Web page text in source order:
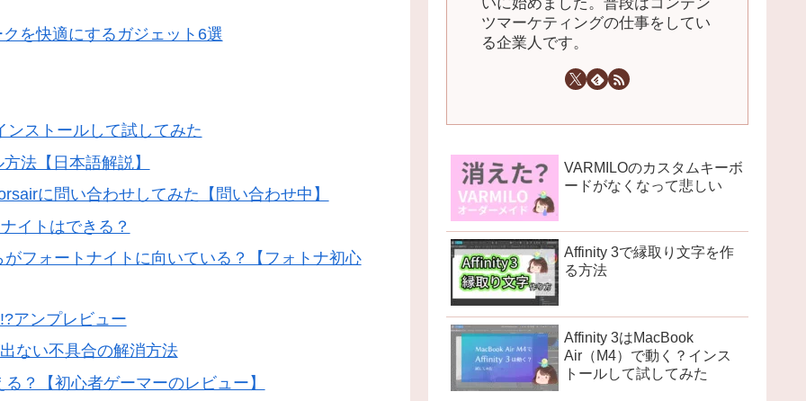
を快適にするガジェット6選
ストールして試してみた
法【日本語解説】
に問い合わせしてみた【問い合わせ中】
イトはできる？
フォートナイトに向いている？【フォトナ初心
アンプレビュー
ない不具合の解消方法
？【初心者ゲーマーのレビュー】
ツマーケティングの仕事をしてい
る企業人です。
VARMILOのカスタムキーボ
ードがなくなって悲しい
Affinity 3で縁取り文字を作
る方法
Affinity 3はMacBook
Air（M4）で動く？インス
トールして試してみた